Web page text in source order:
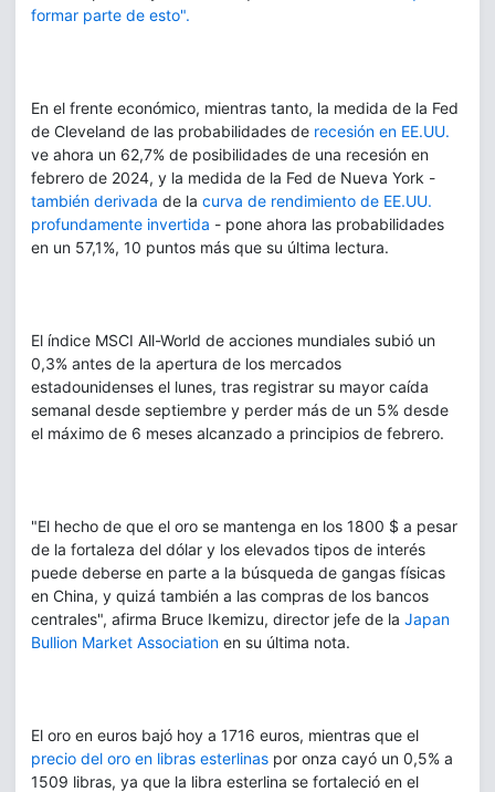
formar parte de esto".
En el frente económico, mientras tanto, la medida de la Fed
de Cleveland de las probabilidades de recesión en EE.UU.
ve ahora un 62,7% de posibilidades de una recesión en
febrero de 2024, y la medida de la Fed de Nueva York -
también derivada de la curva de rendimiento de EE.UU.
profundamente invertida - pone ahora las probabilidades
en un 57,1%, 10 puntos más que su última lectura.
El índice MSCI All-World de acciones mundiales subió un
0,3% antes de la apertura de los mercados
estadounidenses el lunes, tras registrar su mayor caída
semanal desde septiembre y perder más de un 5% desde
el máximo de 6 meses alcanzado a principios de febrero.
"El hecho de que el oro se mantenga en los 1800 $ a pesar
de la fortaleza del dólar y los elevados tipos de interés
puede deberse en parte a la búsqueda de gangas físicas
en China, y quizá también a las compras de los bancos
centrales", afirma Bruce Ikemizu, director jefe de la Japan
Bullion Market Association en su última nota.
El oro en euros bajó hoy a 1716 euros, mientras que el
precio del oro en libras esterlinas por onza cayó un 0,5% a
1509 libras, ya que la libra esterlina se fortaleció en el